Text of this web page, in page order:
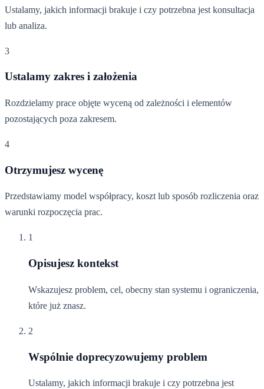
Ustalamy, jakich informacji brakuje i czy potrzebna jest konsultacja
lub analiza.
3
Ustalamy zakres i założenia
Rozdzielamy prace objęte wyceną od zależności i elementów
pozostających poza zakresem.
4
Otrzymujesz wycenę
Przedstawiamy model współpracy, koszt lub sposób rozliczenia oraz
warunki rozpoczęcia prac.
1
Opisujesz kontekst
Wskazujesz problem, cel, obecny stan systemu i ograniczenia,
które już znasz.
2
Wspólnie doprecyzowujemy problem
Ustalamy, jakich informacji brakuje i czy potrzebna jest